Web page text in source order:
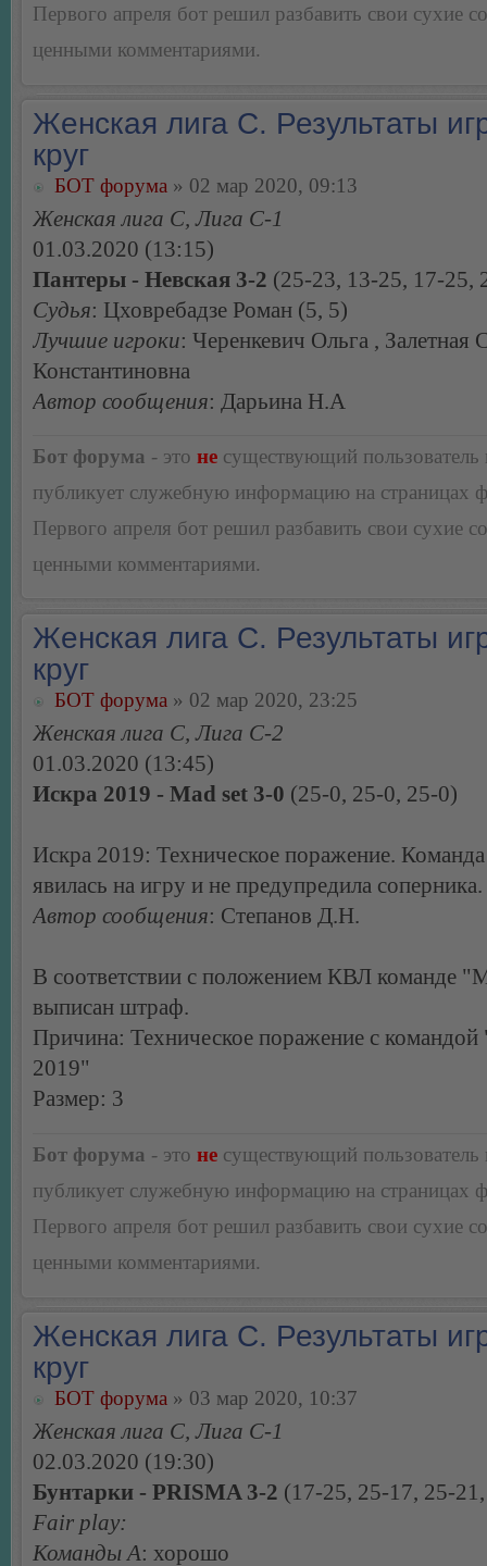
Первого апреля бот решил разбавить свои сухие
ценными комментариями.
Женская лига С. Результаты
круг
БОТ форума » 02 мар 2020, 09:13
Женская лига С, Лига С-1
01.03.2020 (13:15)
Пантеры - Невская 3-2 (25-23, 13-25, 17-25,
Судья: Цховребадзе Роман (5, 5)
Лучшие игроки: Черенкевич Ольга , Залетная
Константиновна
Автор сообщения: Дарьина Н.А
Бот форума - это не существующий пользователь
публикует служебную информацию на страницах
Первого апреля бот решил разбавить свои сухие
ценными комментариями.
Женская лига С. Результаты
круг
БОТ форума » 02 мар 2020, 23:25
Женская лига С, Лига С-2
01.03.2020 (13:45)
Искра 2019 - Mad set 3-0 (25-0, 25-0, 25-0)
Искра 2019: Техническое поражение.
явилась на игру и не предупредила соперника.
Автор сообщения: Степанов Д.Н.
В соответствии с положением КВЛ команде
выписан штраф.
Причина: Техническое поражение с командой
2019"
Размер: 3
Бот форума - это не существующий пользователь
публикует служебную информацию на страницах
Первого апреля бот решил разбавить свои сухие
ценными комментариями.
Женская лига С. Результаты
круг
БОТ форума » 03 мар 2020, 10:37
Женская лига С, Лига С-1
02.03.2020 (19:30)
Бунтарки - PRISMA 3-2 (17-25, 25-17, 25-
Fair play:
Команды А: хорошо